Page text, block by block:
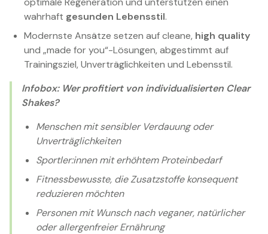
wahrhaft gesunden Lebensstil.
Modernste Ansätze setzen auf cleane, high quality
und „made for you“-Lösungen, abgestimmt auf
Trainingsziel, Unverträglichkeiten und Lebensstil.
Infobox: Wer profitiert von individualisierten Clear
Shakes?
Menschen mit sensibler Verdauung oder
Unverträglichkeiten
Sportler:innen mit erhöhtem Proteinbedarf
Fitnessbewusste, die Zusatzstoffe konsequent
reduzieren möchten
Personen mit Wunsch nach veganer, natürlicher
oder allergenfreier Ernährung